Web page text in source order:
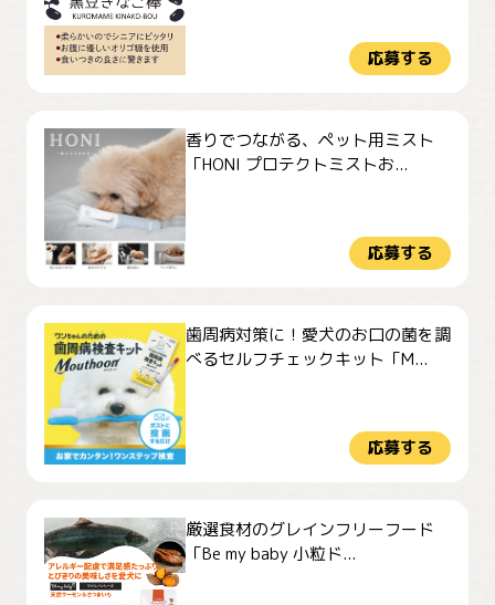
応募する
香りでつながる、ペット用ミスト
「HONI プロテクトミストお...
応募する
歯周病対策に！愛犬のお口の菌を調
べるセルフチェックキット「M...
応募する
厳選食材のグレインフリーフード
「Be my baby 小粒ド...